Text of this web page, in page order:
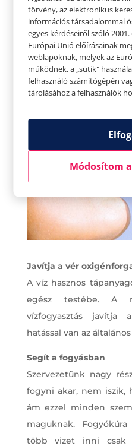
Segíti a tápanyagok
Amellett, hogy segíti
segít feloldani a
és más tápanyagokat
test többi részéhez
Javítja a vér
A víz hasznos
egész testébe. A
vízfogyasztás
hatással van az
Segít a fogyásban
Szervezetünk nagy
fogyni akar, nem iszik,
ám ezzel minden
maguknak.
több vizet inni csak
törvény, az elektronikus
információs társadalommal
egyes kérdéseiről szóló
Európai Unió előírásainak
weblapoknak, melyek az
működnek, a „sütik"
felhasználó számítógépén
tárolásához a felhasználók
Módosítom